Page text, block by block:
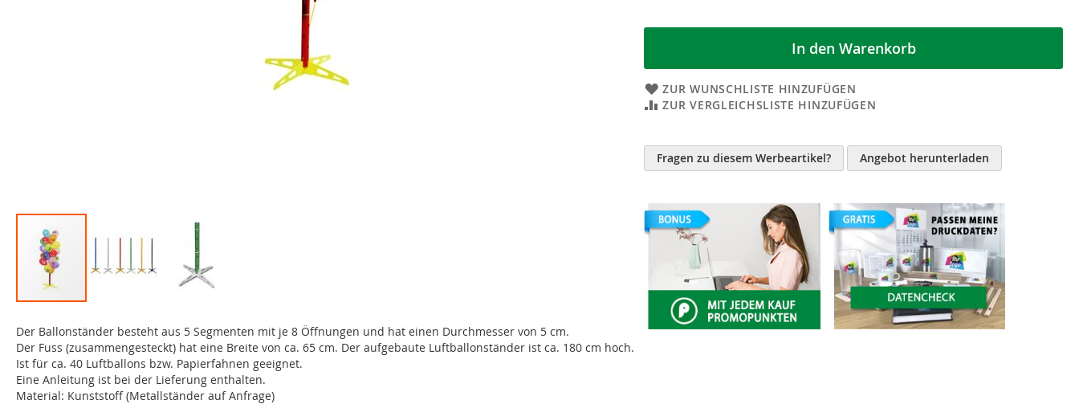
In den Warenkorb
ZUR WUNSCHLISTE HINZUFÜGEN
ZUR VERGLEICHSLISTE HINZUFÜGEN
Informationen
Fragen zu diesem Werbeartikel? Angebot herunterladen
Anfang
der
Bildgalerie
springen
Der Ballonständer besteht aus 5 Segmenten mit je 8 Öffnungen und hat einen Durchmesser von 5 cm.
Der Fuss (zusammengesteckt) hat eine Breite von ca. 65 cm. Der aufgebaute Luftballonständer ist ca. 180 cm hoch.
Ist für ca. 40 Luftballons bzw. Papierfahnen geeignet.
Eine Anleitung ist bei der Lieferung enthalten.
Material: Kunststoff (Metallständer auf Anfrage)